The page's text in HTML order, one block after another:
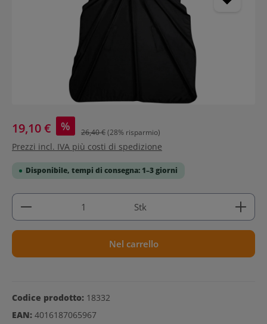
19,10 € % 26,40 €(28% risparmio)
Prezzi incl. IVA più costi di spedizione
Disponibile, tempi di consegna: 1–3 giorni
Quantità del prodotto: inserisci la quantità
Stk
Nel carrello
Codice prodotto: 18332
EAN: 4016187065967